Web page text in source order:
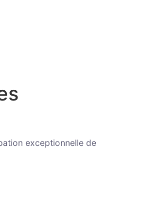
exceptionnelle de